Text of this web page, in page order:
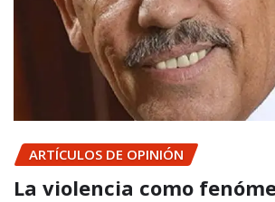
ARTÍCULOS DE OPINIÓN
La violencia como